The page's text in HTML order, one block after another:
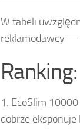
W tabeli
reklamodawcy —
1. EcoSlim
dobrze eksponuje